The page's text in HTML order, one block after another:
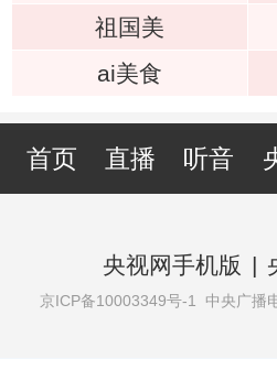
祖国美
ai美食
首页 直播 听音
央视网手机版 |
京ICP备10003349号-1 中央广播